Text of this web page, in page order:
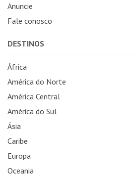
Anuncie
Fale conosco
DESTINOS
África
América do Norte
América Central
América do Sul
Ásia
Caribe
Europa
Oceania